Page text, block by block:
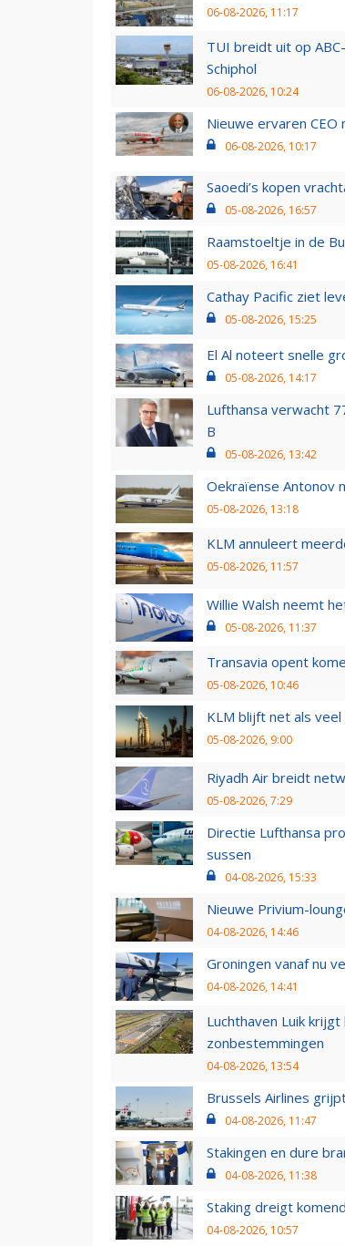
06-08-2026, 11:17
TUI breidt uit op
Schiphol
06-08-2026, 10:24
Nieuwe ervaren
06-08-2026, 10:17
Saoedi’s kopen
05-08-2026, 16:57
Raamstoeltje in de
05-08-2026, 16:41
Cathay Pacific ziet
05-08-2026, 15:25
El Al noteert snelle
05-08-2026, 14:17
Lufthansa verwacht
B
05-08-2026, 13:42
Oekraïense Antonov
05-08-2026, 13:18
KLM annuleert
05-08-2026, 11:57
Willie Walsh neemt
05-08-2026, 11:37
Transavia opent
05-08-2026, 10:46
KLM blijft net als
05-08-2026, 9:00
Riyadh Air breidt
05-08-2026, 7:29
Directie Lufthansa
sussen
04-08-2026, 15:33
Nieuwe Privium-
04-08-2026, 14:46
Groningen vanaf nu
04-08-2026, 14:41
Luchthaven Luik
zonbestemmingen
04-08-2026, 13:54
Brussels Airlines
04-08-2026, 11:47
Stakingen en dure
04-08-2026, 11:38
Staking dreigt
04-08-2026, 10:57